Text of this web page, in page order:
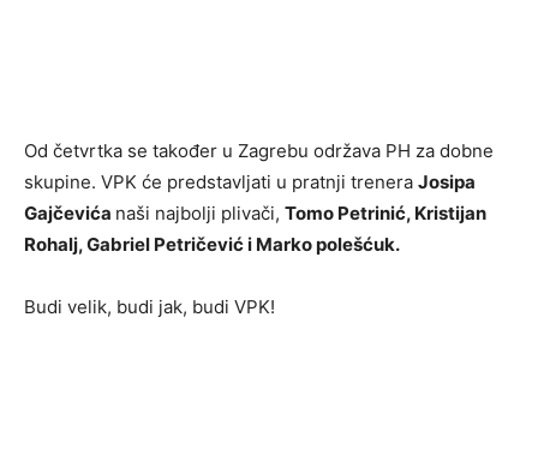
Od četvrtka se također u Zagrebu održava PH za dobne
skupine. VPK će predstavljati u pratnji trenera Josipa
Gajčevića naši najbolji plivači, Tomo Petrinić, Kristijan
Rohalj, Gabriel Petričević i Marko polešćuk.
Budi velik, budi jak, budi VPK!